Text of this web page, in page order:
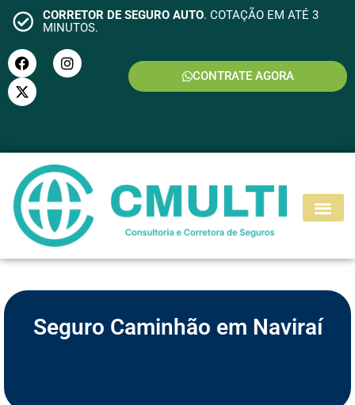
CORRETOR DE SEGURO AUTO. COTAÇÃO EM ATÉ 3
MINUTOS.
CONTRATE AGORA
SEGURO MOTO
Seguro Caminhão em Naviraí